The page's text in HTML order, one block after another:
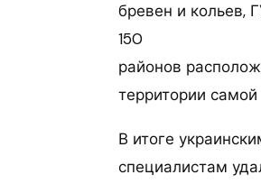
бревен и кольев,
150
районов
территории
В итоге
специалистам